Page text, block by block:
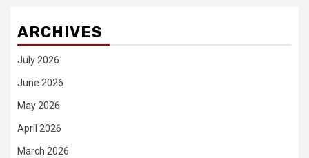
ARCHIVES
July 2026
June 2026
May 2026
April 2026
March 2026